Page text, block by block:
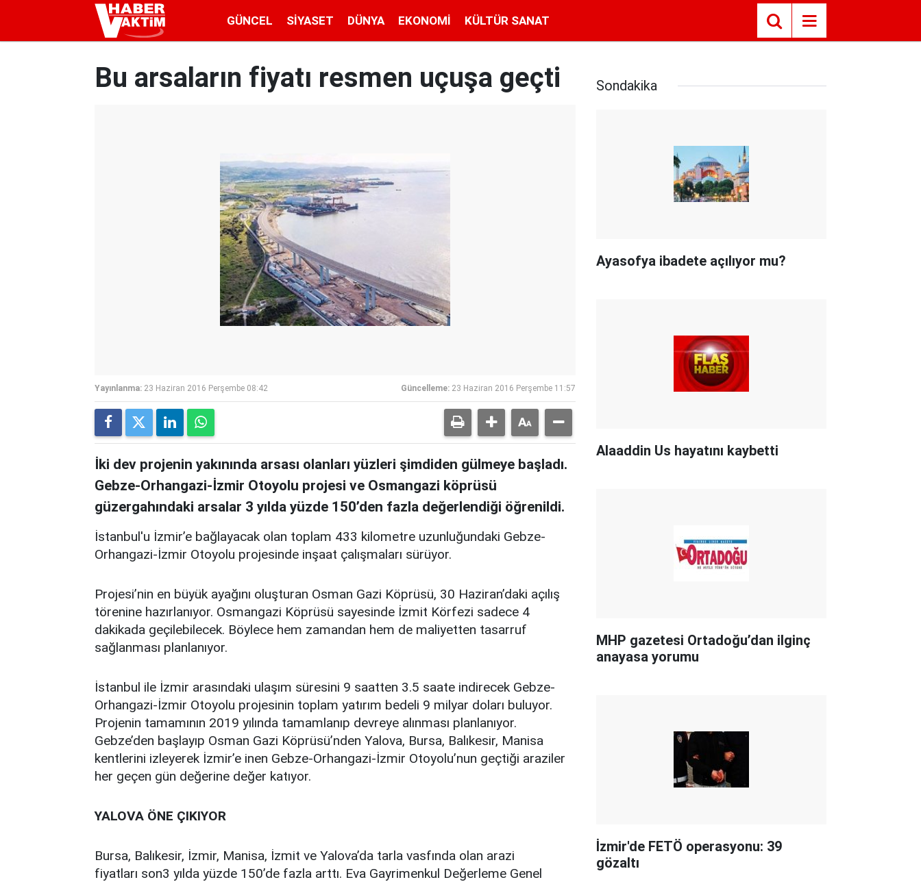
GÜNCEL SIYASET DÜNYA EKONOMI KÜLTÜR SANAT
Bu arsaların fiyatı resmen uçuşa geçti
Yayınlanma: 23 Haziran 2016 Perşembe 08:42 Güncelleme: 23 Haziran 2016 Perşembe 11:57
İki dev projenin yakınında arsası olanları yüzleri şimdiden gülmeye başladı.
Gebze-Orhangazi-İzmir Otoyolu projesi ve Osmangazi köprüsü
güzergahındaki arsalar 3 yılda yüzde 150’den fazla değerlendiği öğrenildi.
İstanbul'u İzmir’e bağlayacak olan toplam 433 kilometre uzunluğundaki Gebze-
Orhangazi-İzmir Otoyolu projesinde inşaat çalışmaları sürüyor.
Projesi’nin en büyük ayağını oluşturan Osman Gazi Köprüsü, 30 Haziran’daki açılış
törenine hazırlanıyor. Osmangazi Köprüsü sayesinde İzmit Körfezi sadece 4
dakikada geçilebilecek. Böylece hem zamandan hem de maliyetten tasarruf
sağlanması planlanıyor.
İstanbul ile İzmir arasındaki ulaşım süresini 9 saatten 3.5 saate indirecek Gebze-
Orhangazi-İzmir Otoyolu projesinin toplam yatırım bedeli 9 milyar doları buluyor.
Projenin tamamının 2019 yılında tamamlanıp devreye alınması planlanıyor.
Gebze’den başlayıp Osman Gazi Köprüsü’nden Yalova, Bursa, Balıkesir, Manisa
kentlerini izleyerek İzmir’e inen Gebze-Orhangazi-İzmir Otoyolu’nun geçtiği araziler
her geçen gün değerine değer katıyor.
YALOVA ÖNE ÇIKIYOR
Bursa, Balıkesir, İzmir, Manisa, İzmit ve Yalova’da tarla vasfında olan arazi
fiyatları son3 yılda yüzde 150’de fazla arttı. Eva Gayrimenkul Değerleme Genel
Sondakika
Ayasofya ibadete açılıyor mu?
Alaaddin Us hayatını kaybetti
MHP gazetesi Ortadoğu’dan ilginç
anayasa yorumu
İzmir'de FETÖ operasyonu: 39
gözaltı